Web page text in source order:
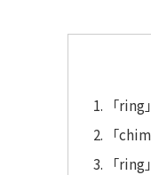
「
「
「